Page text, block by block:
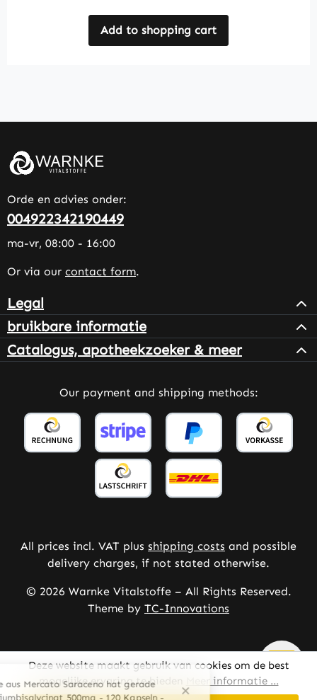
Add to shopping cart
Orde en advies onder:
004922342190449
ma-vr, 08:00 - 16:00
Or via our contact form.
Legal
bruikbare informatie
Catalogus, apotheekzoeker & meer
Our payment and shipping methods:
All prices incl. VAT plus shipping costs and possible
delivery charges, if not stated otherwise.
© 2026 Warnke Vitalstoffe – All Rights Reserved.
Theme by TC-Innovations
Deze website maakt gebruik van cookies om de best
mogelijke ervaring te bieden
Meer informatie ...